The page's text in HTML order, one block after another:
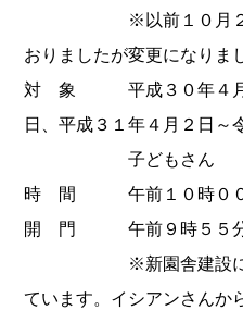
※以前１０月２０日
おりましたが変更になりま
対 象 平成３０年４月２
日、平成３１年４月２日～
子どもさん
時 間 午前１０時００
開 門 午前９時５５
※新園舎建設に伴い
ています。イシアンさんか